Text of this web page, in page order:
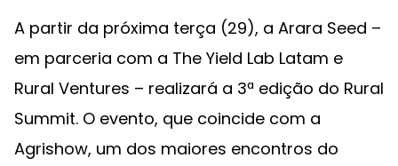
A partir da próxima terça (29), a Arara Seed –
em parceria com a The Yield Lab Latam e
Rural Ventures – realizará a 3ª edição do Rural
Summit. O evento, que coincide com a
Agrishow, um dos maiores encontros do